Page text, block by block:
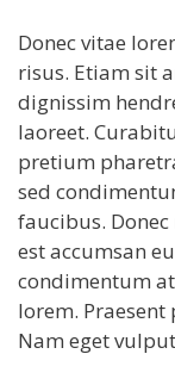
Donec vitae
risus. Etiam sit
dignissim
laoreet.
pretium
sed
faucibus.
est accumsan
condimentum
lorem.
Nam eget